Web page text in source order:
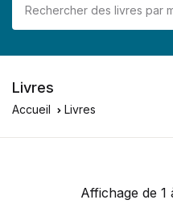
Livres
Accueil Livres
Affichage de 1